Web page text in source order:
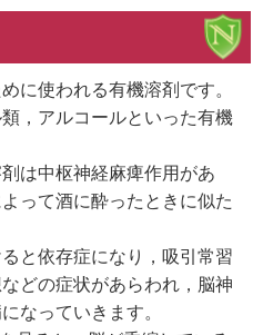
に使われる有機溶剤です。
，アルコールといった有機
は中枢神経麻痺作用があ
って酒に酔ったときに似た
と依存症になり，吸引常習
どの症状があらわれ，脳神
なっていきます。